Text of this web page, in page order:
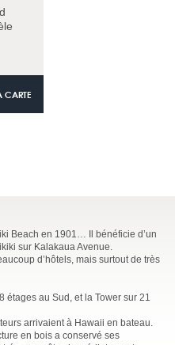
CARTE
Beach en 1901… Il bénéficie d’un
sur Kalakaua Avenue.
d’hôtels, mais surtout de très
étages au Sud, et la Tower sur 21
arrivaient à Hawaii en bateau.
en bois a conservé ses